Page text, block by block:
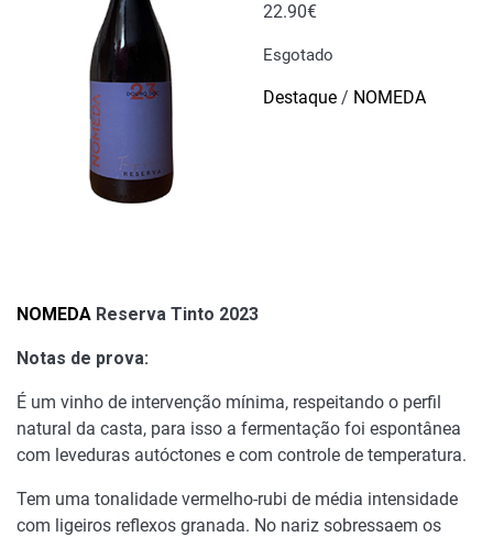
22.90€
Esgotado
Destaque / NOMEDA
NOMEDA Reserva Tinto 2023
Notas de prova:
É um vinho de intervenção mínima, respeitando o perfil
natural da casta, para isso a fermentação foi espontânea
com leveduras autóctones e com controle de temperatura.
Tem uma tonalidade vermelho-rubi de média intensidade
com ligeiros reflexos granada. No nariz sobressaem os